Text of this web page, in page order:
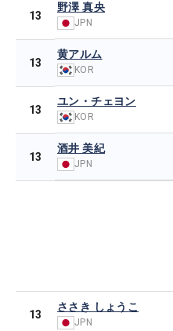
13
野澤 真央
JPN
13
黄アルム
KOR
13
ユン・チェヨン
KOR
13
酒井 美紀
JPN
13
ささき しょうこ
JPN